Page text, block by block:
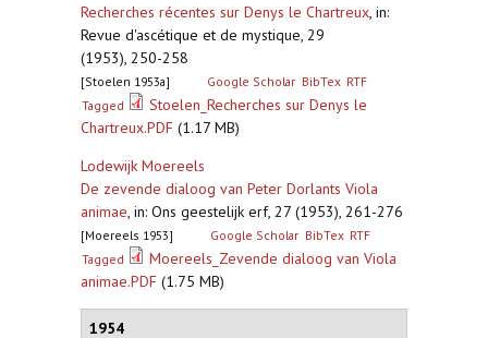
Recherches récentes sur Denys le Chartreux, in:
Revue d'ascétique et de mystique, 29
(1953), 250-258
[Stoelen 1953a] Google Scholar BibTex RTF
Tagged
Stoelen_Recherches sur Denys le
Chartreux.PDF (1.17 MB)
Lodewijk Moereels
De zevende dialoog van Peter Dorlants Viola
animae, in: Ons geestelijk erf, 27 (1953), 261-276
[Moereels 1953] Google Scholar BibTex RTF
Tagged
Moereels_Zevende dialoog van Viola
animae.PDF (1.75 MB)
1954